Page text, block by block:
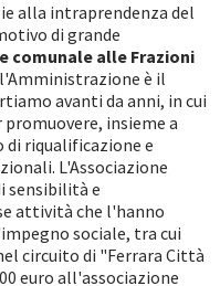
alla intraprendenza del
di grande
comunale alle Frazioni
è il
avanti da anni, in cui
insieme a
di riqualificazione e
L'Associazione
sensibilità e
attività che l'hanno
sociale, tra cui
circuito di "Ferrara Città
euro all'associazione